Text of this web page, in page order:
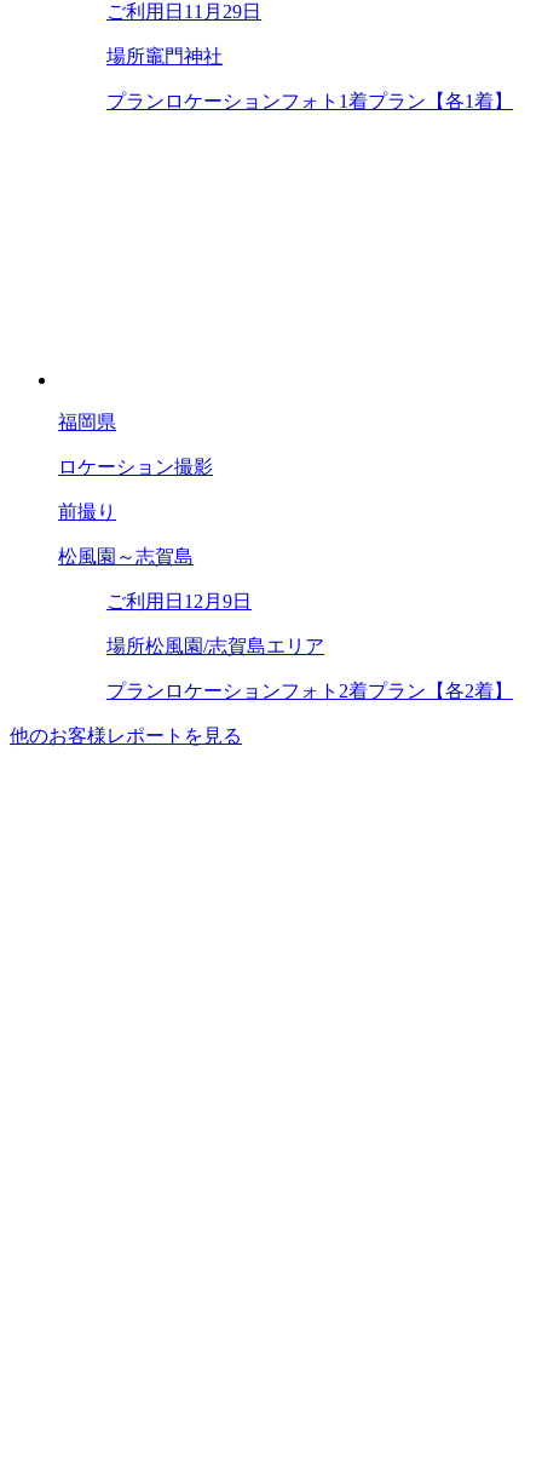
ご利用日 11月29日
場所竈門神社
プラン ロケーションフォト1着プラン【各1着】
福岡県
ロケーション撮影
前撮り
松風園～志賀島
ご利用日 12月9日
場所松風園/志賀島エリア
プラン ロケーションフォト2着プラン【各2着】
他のお客様レポートを見る